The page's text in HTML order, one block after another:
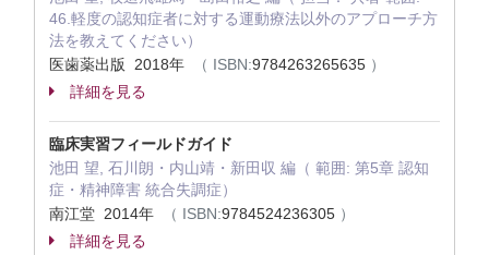
46.軽度の認知症者に対する運動療法以外のアプローチ方
法を教えてください）
医歯薬出版 2018年
（ ISBN:9784263265635 ）
詳細を見る
臨床実習フィールドガイド
池田 望, 石川朗・内山靖・新田収 編（ 範囲: 第5章 認知
症・精神障害 統合失調症）
南江堂 2014年
（ ISBN:9784524236305 ）
詳細を見る